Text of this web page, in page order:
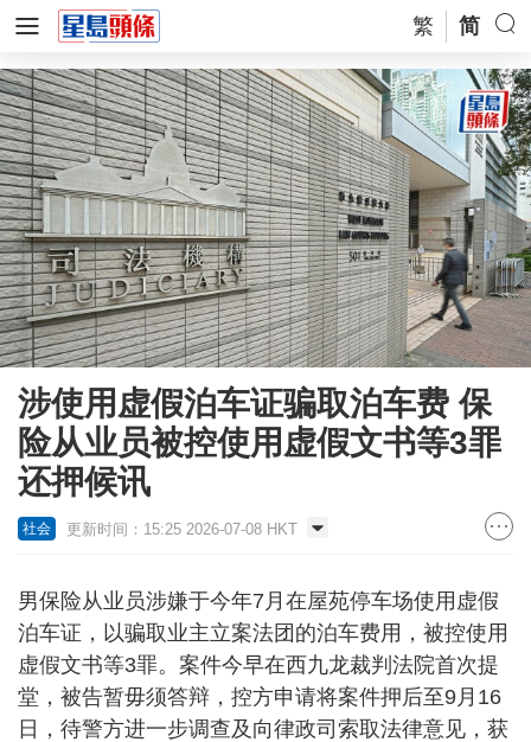
繁 简
涉使用虚假泊车证骗取泊车费 保
险从业员被控使用虚假文书等3罪
还押候讯
社会 更新时间：15:25 2026-07-08 HKT
男保险从业员涉嫌于今年7月在屋苑停车场使用虚假
泊车证，以骗取业主立案法团的泊车费用，被控使用
虚假文书等3罪。案件今早在西九龙裁判法院首次提
堂，被告暂毋须答辩，控方申请将案件押后至9月16
日，待警方进一步调查及向律政司索取法律意见，获